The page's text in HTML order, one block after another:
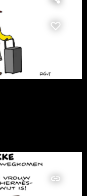
insert_link